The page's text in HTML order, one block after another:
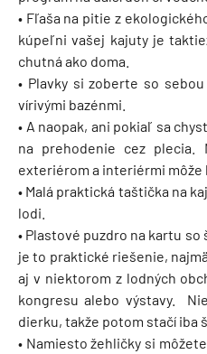
• Fľaša na pitie z
kúpeľni vašej kajuty je
chutná ako doma.
• Plavky si zoberte so
vírivými bazénmi.
• A naopak, ani pokiaľ sa
na prehodenie cez plecia.
exteriérom a interiérmi môže
• Malá praktická taštička na
lodi.
• Plastové puzdro na kartu
je to praktické riešenie,
aj v niektorom z lodných
kongresu alebo výstavy.
dierku, takže potom stačí iba
• Namiesto žehličky si